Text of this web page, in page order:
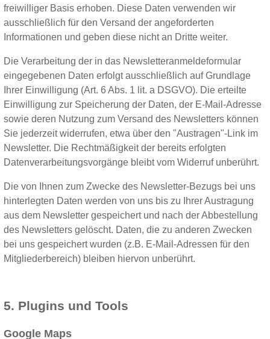
freiwilliger Basis erhoben. Diese Daten verwenden wir
ausschließlich für den Versand der angeforderten
Informationen und geben diese nicht an Dritte weiter.
Die Verarbeitung der in das Newsletteranmeldeformular
eingegebenen Daten erfolgt ausschließlich auf Grundlage
Ihrer Einwilligung (Art. 6 Abs. 1 lit. a DSGVO). Die erteilte
Einwilligung zur Speicherung der Daten, der E-Mail-Adresse
sowie deren Nutzung zum Versand des Newsletters können
Sie jederzeit widerrufen, etwa über den "Austragen"-Link im
Newsletter. Die Rechtmäßigkeit der bereits erfolgten
Datenverarbeitungsvorgänge bleibt vom Widerruf unberührt.
Die von Ihnen zum Zwecke des Newsletter-Bezugs bei uns
hinterlegten Daten werden von uns bis zu Ihrer Austragung
aus dem Newsletter gespeichert und nach der Abbestellung
des Newsletters gelöscht. Daten, die zu anderen Zwecken
bei uns gespeichert wurden (z.B. E-Mail-Adressen für den
Mitgliederbereich) bleiben hiervon unberührt.
5. Plugins und Tools
Google Maps